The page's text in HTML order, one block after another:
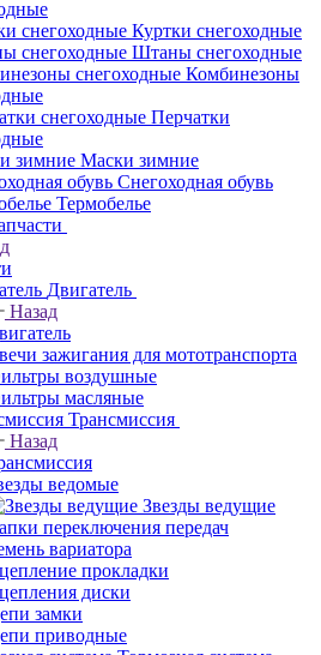
Куртки снегоходные
Штаны снегоходные
Комбинезоны
Перчатки
Маски зимние
Снегоходная обувь
Термобелье
Двигатель
Назад
зажигания для мототранспорта
воздушные
масляные
Трансмиссия
Назад
ведомые
Звезды ведущие
переключения передач
вариатора
прокладки
диски
замки
приводные